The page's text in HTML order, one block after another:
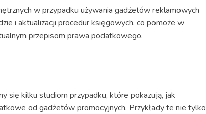
w przypadku używania gadżetów reklamowych
i aktualizacji procedur księgowych, co pomoże w
przepisom prawa podatkowego.
się kilku studiom przypadku, które pokazują, jak
od gadżetów promocyjnych. Przykłady te nie tylko